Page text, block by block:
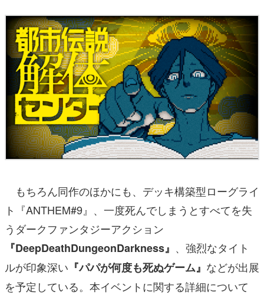
もちろん同作のほかにも、デッキ構築型ローグライ
ト『ANTHEM#9』、一度死んでしまうとすべてを失
うダークファンタジーアクション
『DeepDeathDungeonDarkness』 、強烈なタイト
ルが印象深い 『パパが何度も死ぬゲーム』 などが出展
を予定している。本イベントに関する詳細について